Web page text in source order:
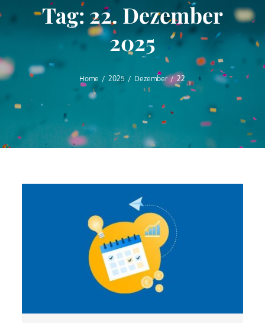
Tag: 22. Dezember
2025
Home 2025 Dezember 22